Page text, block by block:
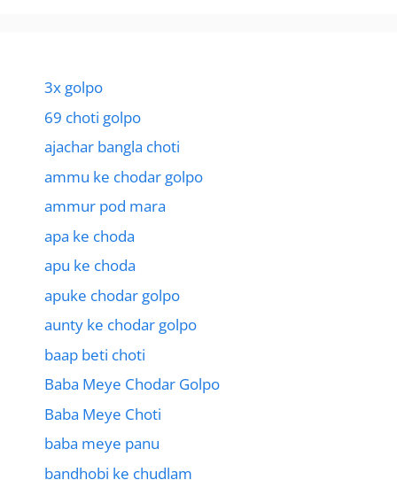
3x golpo
69 choti golpo
ajachar bangla choti
ammu ke chodar golpo
ammur pod mara
apa ke choda
apu ke choda
apuke chodar golpo
aunty ke chodar golpo
baap beti choti
Baba Meye Chodar Golpo
Baba Meye Choti
baba meye panu
bandhobi ke chudlam